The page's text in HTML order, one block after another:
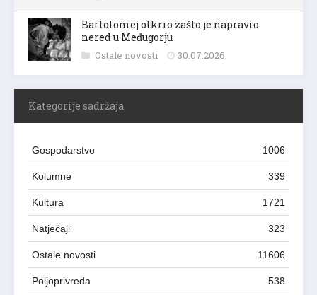
Bartolomej otkrio zašto je napravio
nered u Međugorju
Ostale novosti 30.07.2026.
Kategorije sadržaja
Gospodarstvo 1006
Kolumne 339
Kultura 1721
Natječaji 323
Ostale novosti 11606
Poljoprivreda 538